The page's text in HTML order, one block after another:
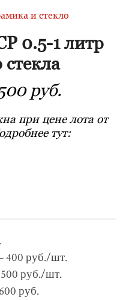
и стекло
0.5-1 литр
стекла
руб.
при цене лота от
тут:
400 руб./шт.
руб./шт.
руб.